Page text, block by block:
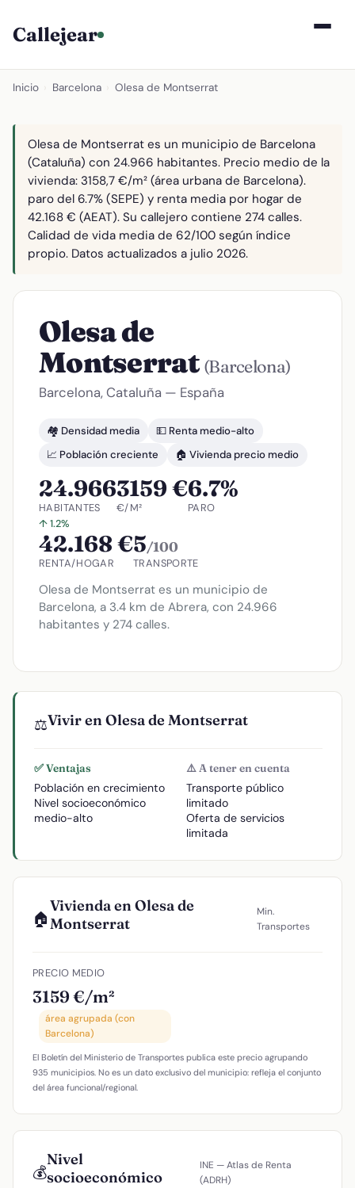
Callejear
Inicio Barcelona Olesa de Montserrat
Olesa de Montserrat es un municipio de Barcelona
(Cataluña) con 24.966 habitantes. Precio medio de la
vivienda: 3158,7 €/m² (área urbana de Barcelona).
paro del 6.7% (SEPE) y renta media por hogar de
42.168 € (AEAT). Su callejero contiene 274 calles.
Calidad de vida media de 62/100 según índice
propio. Datos actualizados a julio 2026.
Olesa de
Montserrat (Barcelona)
Barcelona, Cataluña — España
🏘️ Densidad media
💵 Renta medio-alto
📈 Población creciente
🏠 Vivienda precio medio
24.966
HABITANTES
↑ 1.2%
3159 €
€/M²
6.7%
PARO
42.168 €
RENTA/HOGAR
5/100
TRANSPORTE
Olesa de Montserrat es un municipio de
Barcelona, a 3.4 km de Abrera, con 24.966
habitantes y 274 calles.
⚖️Vivir en Olesa de Montserrat
✅ Ventajas
Población en crecimiento
Nivel socioeconómico
medio-alto
⚠️ A tener en cuenta
Transporte público
limitado
Oferta de servicios
limitada
🏠
Vivienda en Olesa de
Montserrat
Min.
Transportes
PRECIO MEDIO
3159 €/m²
área agrupada (con
Barcelona)
El Boletín del Ministerio de Transportes publica este precio agrupando
935 municipios. No es un dato exclusivo del municipio: refleja el conjunto
del área funcional/regional.
💰
Nivel
socioeconómico
INE — Atlas de Renta
(ADRH)